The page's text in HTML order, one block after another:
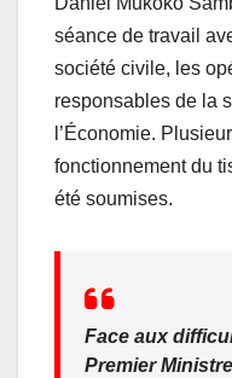
séance de travail
société civile, les
responsables de la
l’Économie.
fonctionnement du
été soumises.
Face aux
Premier